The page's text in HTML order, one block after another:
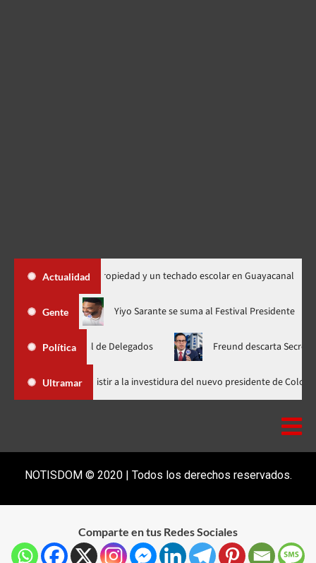
Actualidad
títulos de propiedad y un techado escolar en Guayacanal
Gente
ahora en nuevo horario Yiyo Sarante se suma al Festival
Política
Nacional de Delegados Freund descarta Secretaría de
Ultramar
Abinader llega a Cali para asistir a la investidura del nuevo
NOTISDOM © 2020 | Todos los derechos reservados.
Comparte en tus Redes Sociales